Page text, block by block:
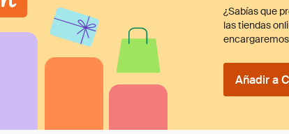
¿Sabías que
las tiendas
Añadir a